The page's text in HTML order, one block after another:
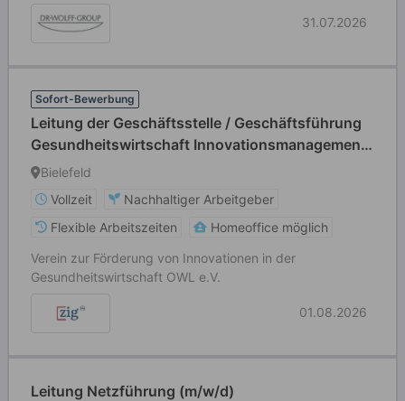
31.07.2026
Sofort-Bewerbung
Leitung der Geschäftsstelle / Geschäftsführung
Gesundheitswirtschaft Innovationsmanagement
(m/w/d)
Bielefeld
Vollzeit
Nachhaltiger Arbeitgeber
Flexible Arbeitszeiten
Homeoffice möglich
Verein zur Förderung von Innovationen in der
Gesundheitswirtschaft OWL e.V.
01.08.2026
Leitung Netzführung (m/w/d)